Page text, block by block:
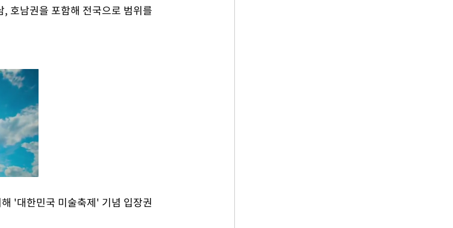
호남권을 포함해 전국으로 범위를
'대한민국 미술축제' 기념 입장권